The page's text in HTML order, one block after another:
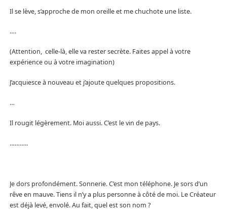
Il se lève, s’approche de mon oreille et me chuchote une liste.
….
(Attention, celle-là, elle va rester secrète. Faites appel à votre
expérience ou à votre imagination)
J’acquiesce à nouveau et j’ajoute quelques propositions.
…
Il rougit légèrement. Moi aussi. C’est le vin de pays.
………..
Je dors profondément. Sonnerie. C’est mon téléphone. Je sors d’un
rêve en mauve. Tiens il n’y a plus personne à côté de moi. Le Créateur
est déjà levé, envolé. Au fait, quel est son nom ?